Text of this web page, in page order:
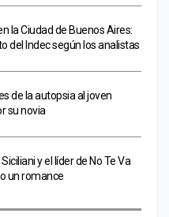
la Ciudad de Buenos Aires:
del Indec según los analistas
de la autopsia al joven
su novia
y el líder de No Te Va
un romance